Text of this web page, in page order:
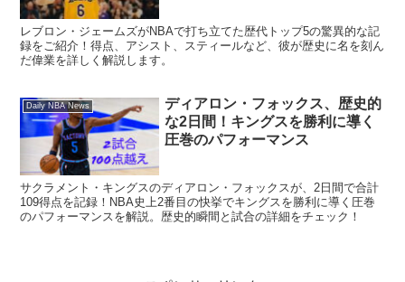
レブロン・ジェームズがNBAで打ち立てた歴代トップ5の驚異的な記
録をご紹介！得点、アシスト、スティールなど、彼が歴史に名を刻ん
だ偉業を詳しく解説します。
Daily NBA News
ディアロン・フォックス、歴史的
な2日間！キングスを勝利に導く
圧巻のパフォーマンス
サクラメント・キングスのディアロン・フォックスが、2日間で合計
109得点を記録！NBA史上2番目の快挙でキングスを勝利に導く圧巻
のパフォーマンスを解説。歴史的瞬間と試合の詳細をチェック！